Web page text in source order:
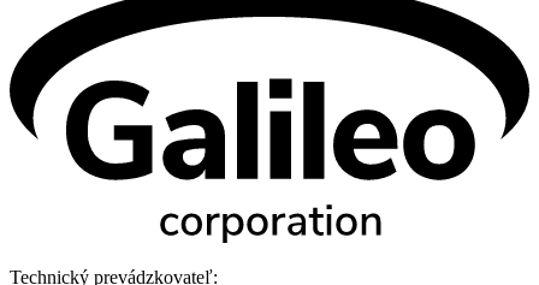
Technický prevádzkovateľ: